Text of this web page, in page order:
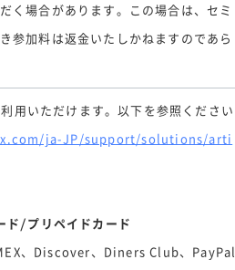
く場合があります。この場合は、セミ
参加料は返金いたしかねますのであら
用いただけます。以下を参照ください
ja-JP/support/solutions/arti
ド/プリペイドカード
、Discover、Diners Club、PayPal